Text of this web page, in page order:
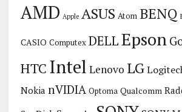
AMD Apple ASUS Atom BENQ
CASIO Computex DELLEpson
HTC Intel Lenovo LG
Nokia nVIDIA Optoma Qualcomm